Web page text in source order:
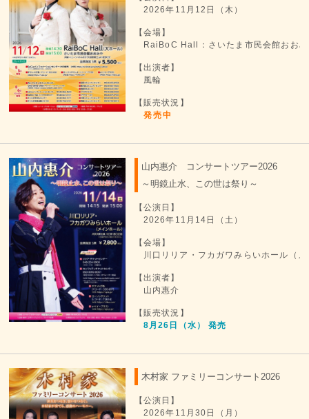
2026年11月12日（木）
【会場】
RaiBoC Hall：さいたま市民会館おお
【出演者】
風輪
【販売状況】
発売中
山内惠介 コンサートツアー2026
～明鏡止水、この世は祭り～
【公演日】
2026年11月14日（土）
【会場】
川口リリア・フカガワみらいホール（
【出演者】
山内惠介
【販売状況】
8月26日（水） 発売
木村家 ファミリーコンサート2026
【公演日】
2026年11月30日（月）